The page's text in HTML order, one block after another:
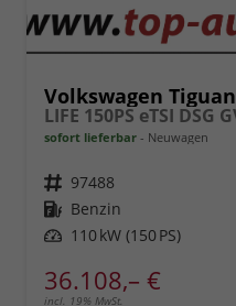
Volkswagen Tiguan
sofort lieferbar Neuwagen
Fahrzeugnr. 97488
Kraftstoff Benzin
Leistung 110 kW (150 PS)
36.108,– €
incl. 19% MwSt.